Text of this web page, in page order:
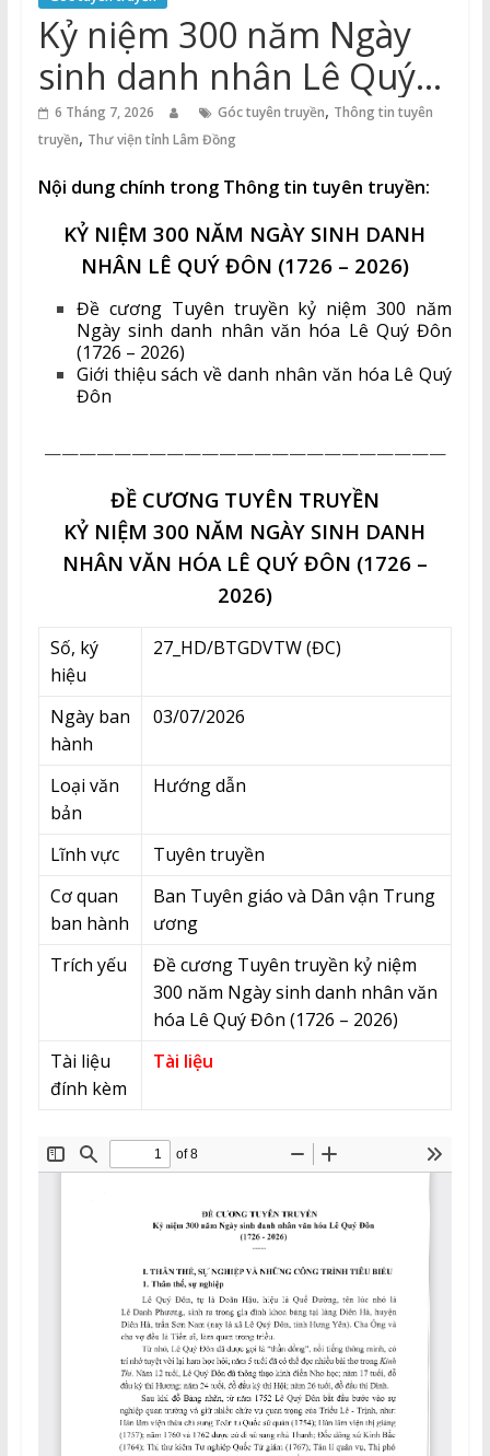
Thuận
Cổng
Vào
Tri
Thức
Kỷ niệm 300 năm Ngày
sinh danh nhân Lê Quý
Đôn (1726 – 2026)
6 Tháng 7, 2026 Góc tuyên truyền, Thông tin tuyên
truyền, Thư viện tỉnh Lâm Đồng
Nội dung chính trong Thông tin tuyên truyền:
KỶ NIỆM 300 NĂM NGÀY SINH DANH
NHÂN LÊ QUÝ ĐÔN (1726 – 2026)
Đề cương Tuyên truyền kỷ niệm 300 năm
Ngày sinh danh nhân văn hóa Lê Quý Đôn
(1726 – 2026)
Giới thiệu sách về danh nhân văn hóa Lê Quý
Đôn
———————————————————————
ĐỀ CƯƠNG TUYÊN TRUYỀN
KỶ NIỆM 300 NĂM NGÀY SINH DANH
NHÂN VĂN HÓA LÊ QUÝ ĐÔN (1726 –
2026)
Số, ký
hiệu
27_HD/BTGDVTW (ĐC)
Ngày ban
hành
03/07/2026
Loại văn
bản
Hướng dẫn
Lĩnh vực
Tuyên truyền
Cơ quan
ban hành
Ban Tuyên giáo và Dân vận Trung
ương
Trích yếu
Đề cương Tuyên truyền kỷ niệm
300 năm Ngày sinh danh nhân văn
hóa Lê Quý Đôn (1726 – 2026)
Tài liệu
đính kèm
Tài liệu